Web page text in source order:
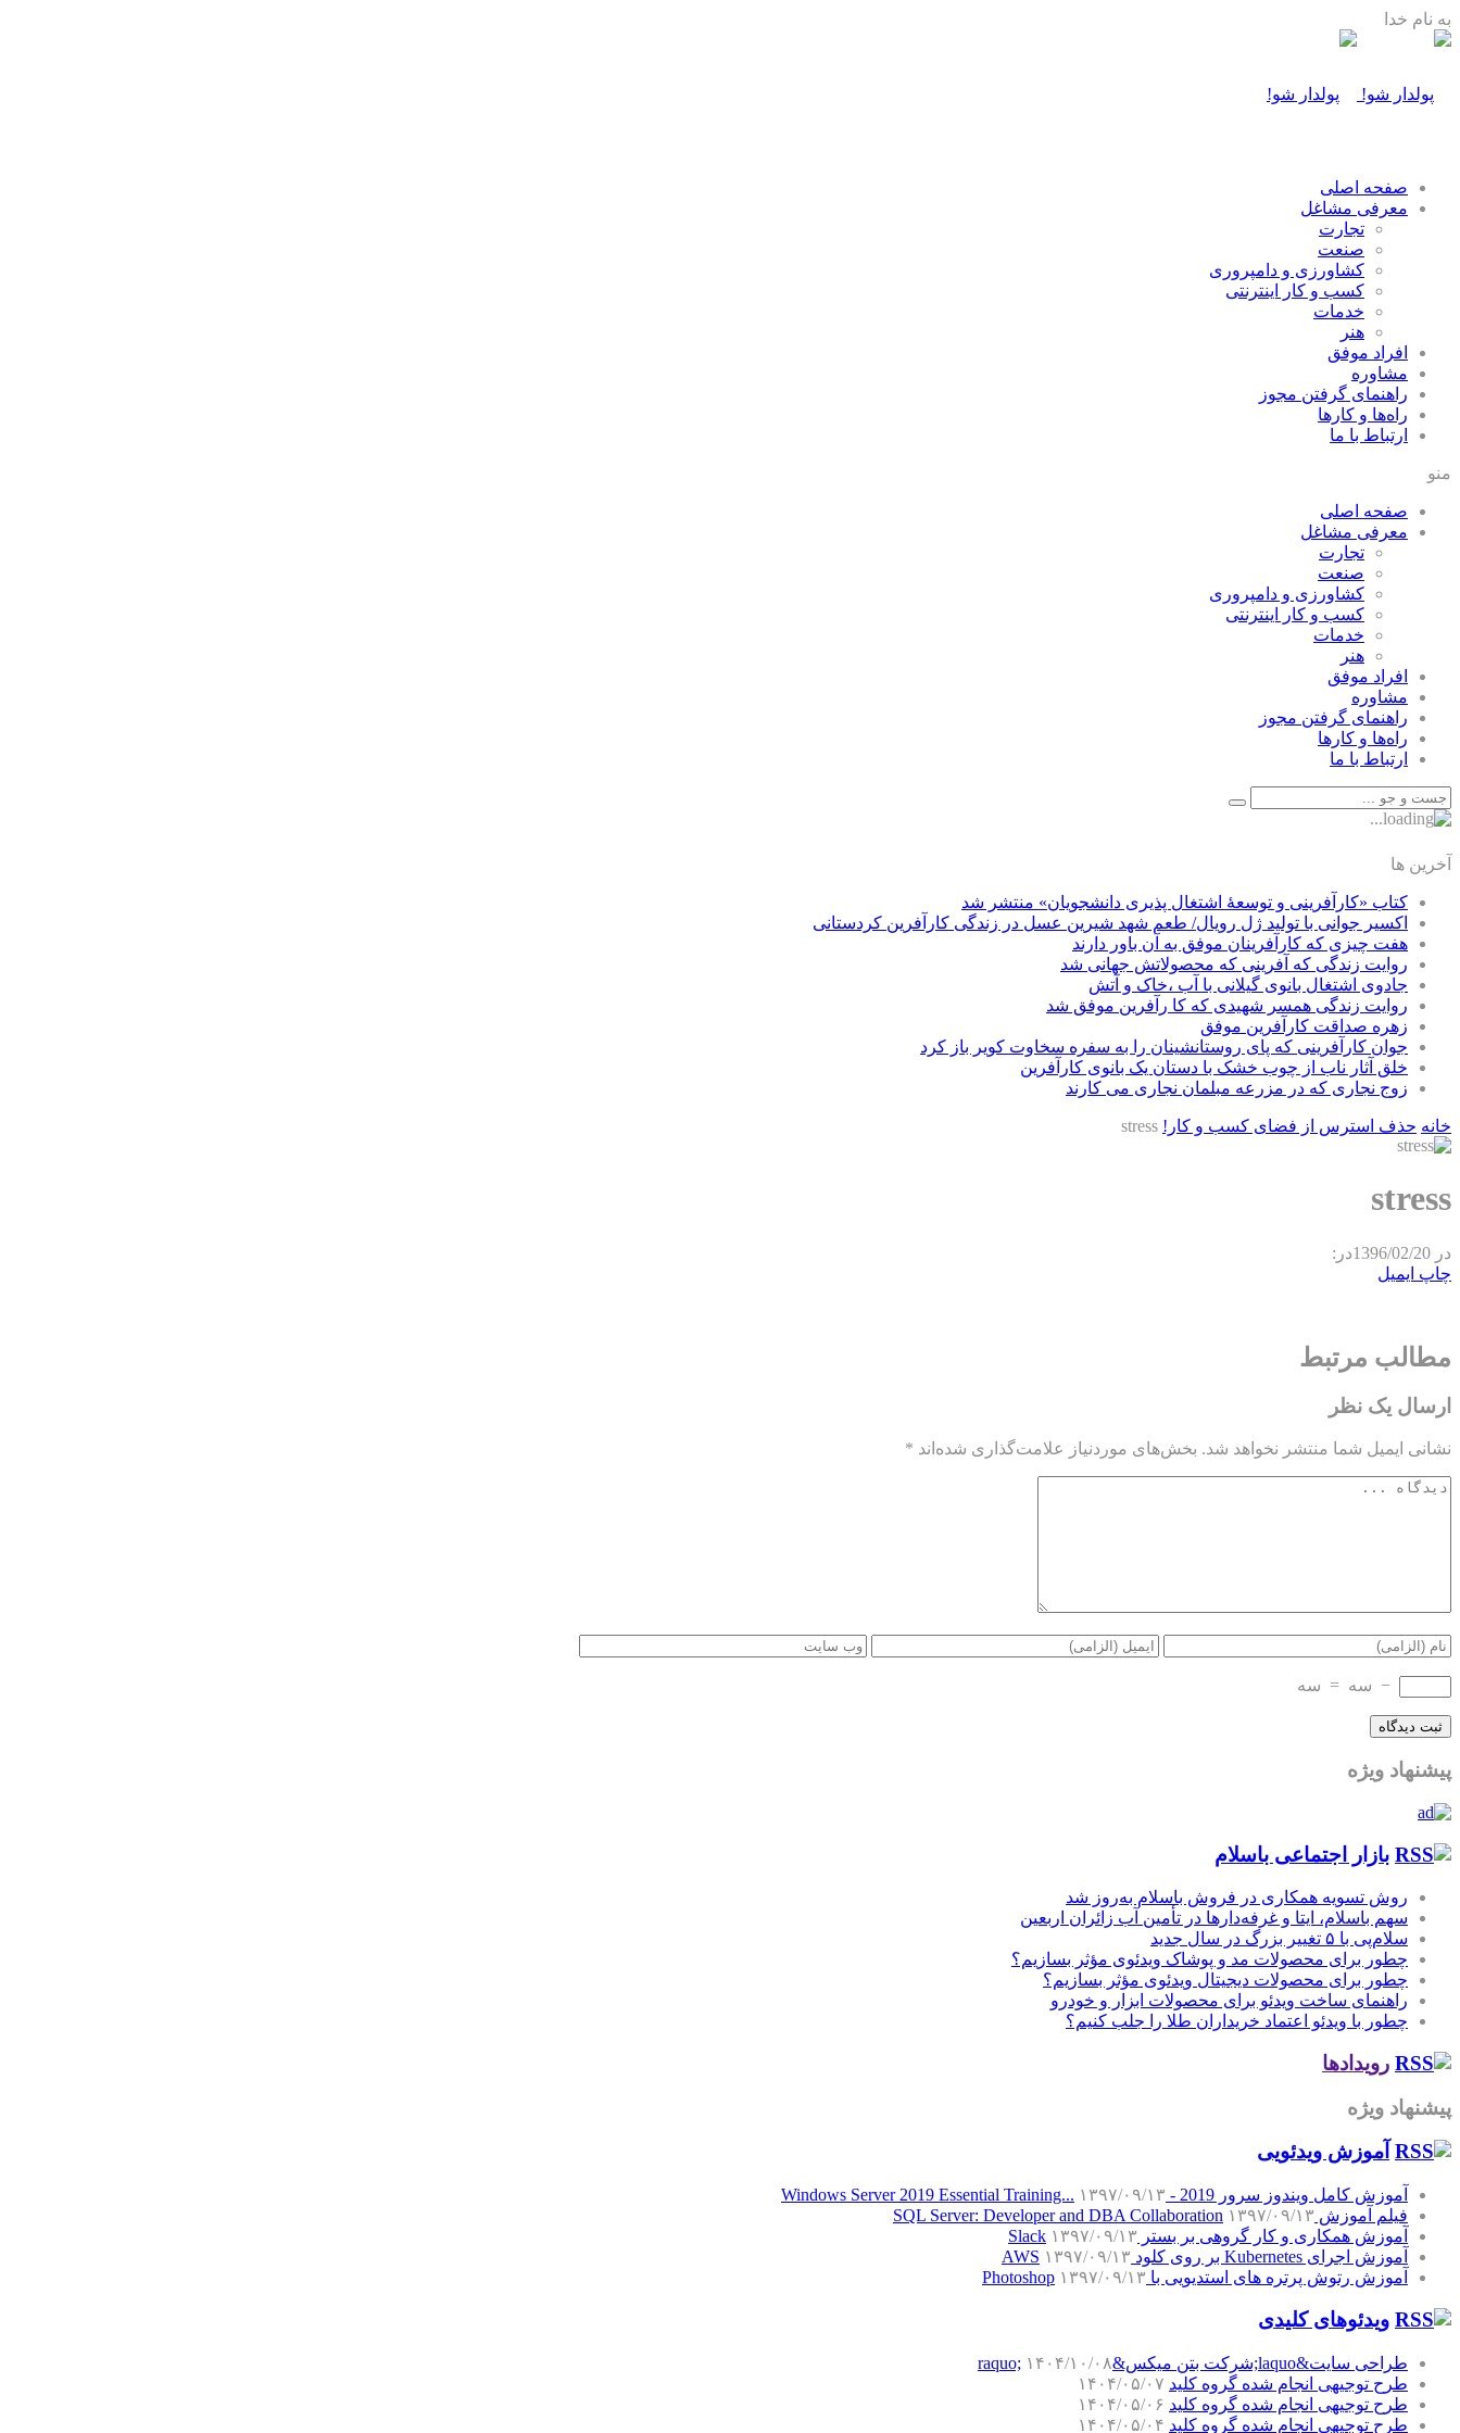
به نام خدا
صفحه اصلی
معرفی مشاغل
تجارت
صنعت
كشاورزی و دامپروری
كسب و كار اينترنتی
خدمات
هنر
افراد موفق
مشاوره
راهنمای گرفتن مجوز
راه‌ها و كارها
ارتباط با ما
منو
صفحه اصلی
معرفی مشاغل
تجارت
صنعت
كشاورزی و دامپروری
كسب و كار اينترنتی
خدمات
هنر
افراد موفق
مشاوره
راهنمای گرفتن مجوز
راه‌ها و كارها
ارتباط با ما
آخرین ها
کتاب «کارآفرینی و توسعۀ اشتغال پذیری دانشجویان» منتشر شد
اکسیر جوانی با تولید ژل رویال/ طعم شهد شیرین عسل‌ در زندگی کارآفرین کردستانی
هفت چیزی که کارآفرینان موفق به آن باور دارند
روایت زندگی که آفرینی که محصولاتش جهانی شد
جادوی اشتغال بانوی گیلانی با آب ،خاک و آتش
روایت زندگی همسر شهیدی که کا رآفرین موفق شد
زهره صداقت کارآفرین موفق
جوان کارآفرینی که پای روستانشینان را به سفره سخاوت کویر باز کرد
خلق آثار ناب از چوب خشک با دستان یک بانوی کارآفرین
زوج نجاری که در مزرعه مبلمان نجاری می کارند
خانه حذف استرس از فضای کسب و کار! stress
stress
در 1396/02/20در:
چاپ ایمیل
مطالب مرتبط
ارسال یک نظر
نشانی ایمیل شما منتشر نخواهد شد. بخش‌های موردنیاز علامت‌گذاری شده‌اند *
− سه = سه
پیشنهاد ویژه
بازار اجتماعی باسلام
روش تسویه همکاری در فروش باسلام به‌روز شد
سهم باسلام، ایتا و غرفه‌دارها در تأمین آب زائران اربعین
سلام‌پی با ۵ تغییر بزرگ در سال جدید
چطور برای محصولات مد و پوشاک ویدئوی مؤثر بسازیم؟
چطور برای محصولات دیجیتال ویدئوی مؤثر بسازیم؟
راهنمای ساخت ویدئو برای محصولات ابزار و خودرو
چطور با ویدئو اعتماد خریداران طلا را جلب کنیم؟
رویدادها
پیشنهاد ویژه
آموزش‌ ویدئویی
آموزش کامل ویندوز سرور 2019 - Windows Server 2019 Essential Training...
۱۳۹۷/۰۹/۱۳
فیلم آموزش SQL Server: Developer and DBA Collaboration ۱۳۹۷/۰۹/۱۳
آموزش همکاری و کار گروهی بر بستر Slack ۱۳۹۷/۰۹/۱۳
آموزش اجرای Kubernetes بر روی کلود AWS
۱۳۹۷/۰۹/۱۳
آموزش رتوش پرتره های استدیویی با Photoshop ۱۳۹۷/۰۹/۱۳
ویدئوهای کلیدی
طراحی سایت&laquo;شرکت بتن میکس&raquo;
۱۴۰۴/۱۰/۰۸
طرح توجیهی انجام شده گروه کلید ۱۴۰۴/۰۵/۰۷
طرح توجیهی انجام شده گروه کلید ۱۴۰۴/۰۵/۰۶
طرح توجیهی انجام شده گروه کلید ۱۴۰۴/۰۵/۰۴